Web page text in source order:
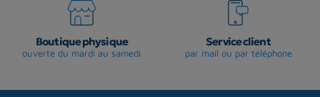
Boutique physique
ouverte du mardi au samedi
Service client
par mail ou par téléphone